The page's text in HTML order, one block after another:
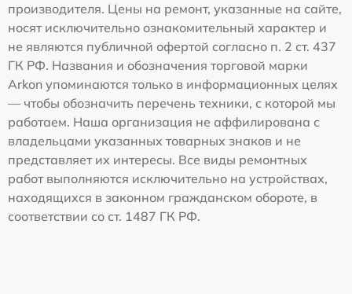
производителя. Цены на ремонт, указанные на сайте,
носят исключительно ознакомительный характер и
не являются публичной офертой согласно п. 2 ст. 437
ГК РФ. Названия и обозначения торговой марки
Arkon упоминаются только в информационных целях
— чтобы обозначить перечень техники, с которой мы
работаем. Наша организация не аффилирована с
владельцами указанных товарных знаков и не
представляет их интересы. Все виды ремонтных
работ выполняются исключительно на устройствах,
находящихся в законном гражданском обороте, в
соответствии со ст. 1487 ГК РФ.